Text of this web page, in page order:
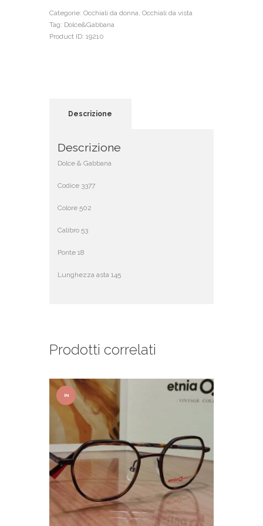
Categorie: Occhiali da donna Occhiali da vista
Tag: Dolce&Gabbana
Product ID: 19210
Descrizione
Descrizione
Dolce & Gabbana
Codice 3377
Colore 502
Calibro 53
Ponte 18
Lunghezza asta 145
Prodotti correlati
IN
OFFER